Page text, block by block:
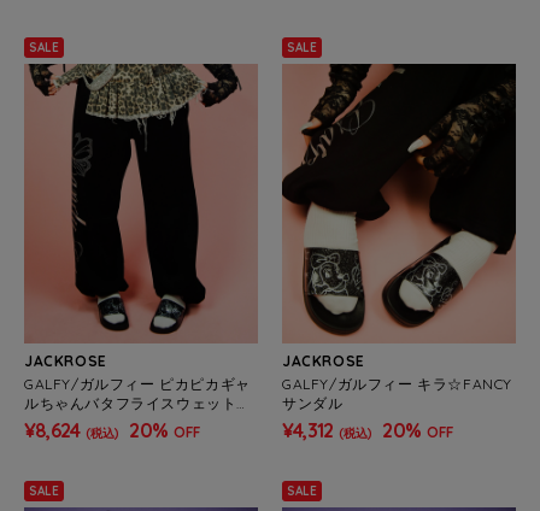
SALE
JACKROSE
GALFY/ガルフィー ピカピカギャ
ルちゃんバタフライスウェットパ
ンツ(WOMENS)
¥8,624 (税込) 20% OFF
SALE
JACKROSE
GALFY/ガルフィー キラ☆FANCY
サンダル
¥4,312 (税込) 20% OFF
SALE SALE